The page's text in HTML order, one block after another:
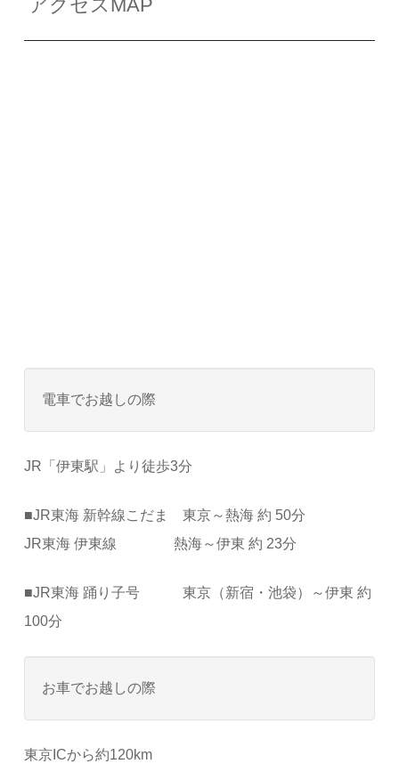
アクセスMAP
電車でお越しの際
JR「伊東駅」より徒歩3分
■JR東海 新幹線こだま 東京～熱海 約 50分
JR東海 伊東線 熱海～伊東 約 23分
■JR東海 踊り子号 東京（新宿・池袋）～伊東 約
100分
お車でお越しの際
東京ICから約120km